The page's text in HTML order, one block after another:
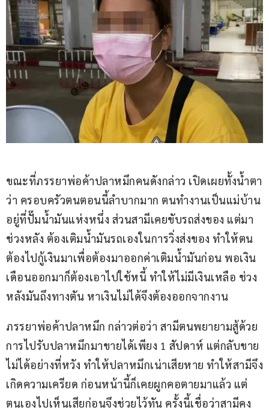
ขณะที่ภรรยาพ่อค้าปลาหมึกคนดังกล่าว เปิดเผยทั้งน้ำตา
ว่า ครอบครัวตนตอนนี้ลำบากมาก ตนทำงานเป็นแม่บ้าน
อยู่ที่ปั๊มน้ำมันแห่งหนึ่ง ส่วนสามีเคยขับรถส่งของ แต่มา
ช่วงหลัง ต้องเติมน้ำมันรถเองในการวิ่งส่งของ ทำให้ตน
ต้องไปกู้เงินมาเพื่อต้องมาออกค่าเติมน้ำมันก่อน พอเงิน
เดือนออกมาก็ต้องเอาไปใช้หนี้ ทำให้ไม่มีเงินเหลือ ช่วง
หลังมันถึงทางตัน หาเงินไม่ได้จึงต้องออกจากงาน
ภรรยาพ่อค้าปลาหมึก กล่าวต่อว่า สามีตนพยายามสู้ด้วย
การไปรับปลาหมึกมาขายได้เพียง 1 สัปดาห์ แต่กลับขาย
ไม่ได้อย่างที่หวัง ทำให้ปลาหมึกเน่าเสียหาย ทำให้สามีจึง
เกิดความเครียด ก่อนหน้านี้ก็เคยผูกคอตายมาแล้ว แต่
ตนเองไปเห็นเสียก่อนจึงช่วยไว้ทัน ครั้งนี้เชื่อว่าสามีคง